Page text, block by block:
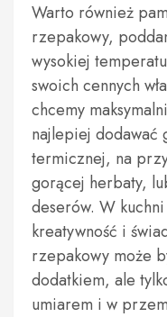
Warto również
rzepakowy,
wysokiej
swoich cennych
chcemy
najlepiej
termicznej, na
gorącej herbaty,
deserów. W
kreatywność i
rzepakowy może
dodatkiem, ale
umiarem i w